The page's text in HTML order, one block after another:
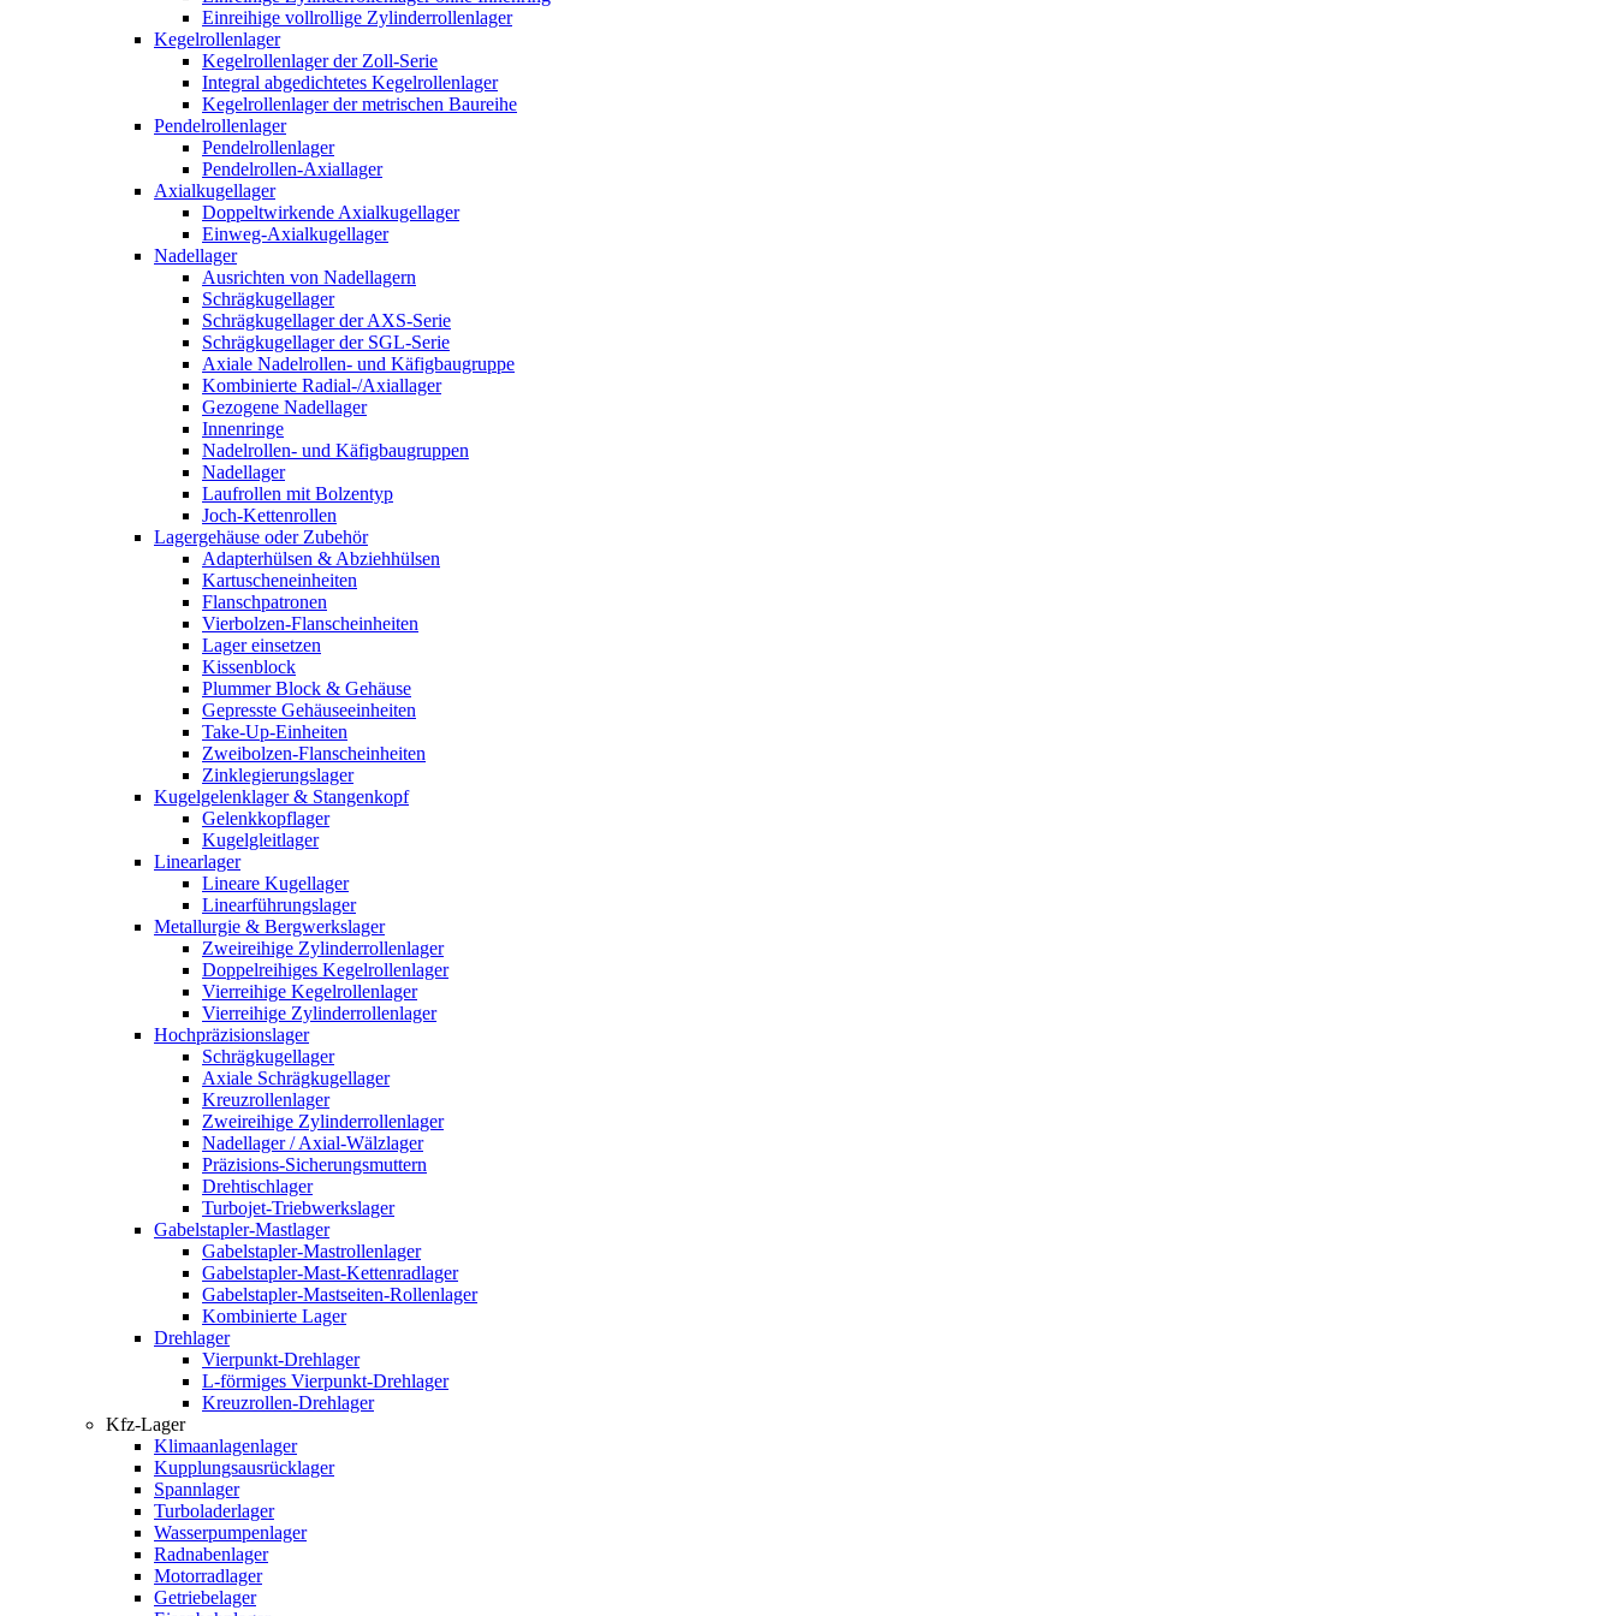
Einreihige vollrollige Zylinderrollenlager
Kegelrollenlager
Kegelrollenlager der Zoll-Serie
Integral abgedichtetes Kegelrollenlager
Kegelrollenlager der metrischen Baureihe
Pendelrollenlager
Pendelrollenlager
Pendelrollen-Axiallager
Axialkugellager
Doppeltwirkende Axialkugellager
Einweg-Axialkugellager
Nadellager
Ausrichten von Nadellagern
Schrägkugellager
Schrägkugellager der AXS-Serie
Schrägkugellager der SGL-Serie
Axiale Nadelrollen- und Käfigbaugruppe
Kombinierte Radial-/Axiallager
Gezogene Nadellager
Innenringe
Nadelrollen- und Käfigbaugruppen
Nadellager
Laufrollen mit Bolzentyp
Joch-Kettenrollen
Lagergehäuse oder Zubehör
Adapterhülsen & Abziehhülsen
Kartuscheneinheiten
Flanschpatronen
Vierbolzen-Flanscheinheiten
Lager einsetzen
Kissenblock
Plummer Block & Gehäuse
Gepresste Gehäuseeinheiten
Take-Up-Einheiten
Zweibolzen-Flanscheinheiten
Zinklegierungslager
Kugelgelenklager & Stangenkopf
Gelenkkopflager
Kugelgleitlager
Linearlager
Lineare Kugellager
Linearführungslager
Metallurgie & Bergwerkslager
Zweireihige Zylinderrollenlager
Doppelreihiges Kegelrollenlager
Vierreihige Kegelrollenlager
Vierreihige Zylinderrollenlager
Hochpräzisionslager
Schrägkugellager
Axiale Schrägkugellager
Kreuzrollenlager
Zweireihige Zylinderrollenlager
Nadellager / Axial-Wälzlager
Präzisions-Sicherungsmuttern
Drehtischlager
Turbojet-Triebwerkslager
Gabelstapler-Mastlager
Gabelstapler-Mastrollenlager
Gabelstapler-Mast-Kettenradlager
Gabelstapler-Mastseiten-Rollenlager
Kombinierte Lager
Drehlager
Vierpunkt-Drehlager
L-förmiges Vierpunkt-Drehlager
Kreuzrollen-Drehlager
Kfz-Lager
Klimaanlagenlager
Kupplungsausrücklager
Spannlager
Turboladerlager
Wasserpumpenlager
Radnabenlager
Motorradlager
Getriebelager